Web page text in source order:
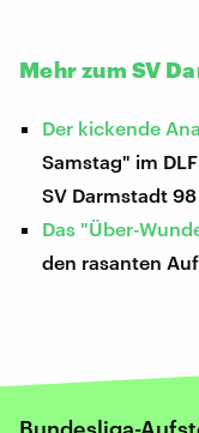
Mehr zum SV
Der kickende
Samstag" im
SV Darmstadt 98
Das "Über-
den rasanten